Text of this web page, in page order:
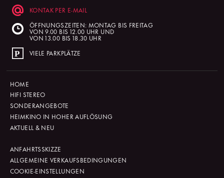
KONTAK PER E-MAIL
ÖFFNUNGSZEITEN: MONTAG BIS FREITAG
VON 9.00 BIS 12.00 UHR UND
VON 13.00 BIS 18.30 UHR
VIELE PARKPLÄTZE
HOME
HIFI STEREO
SONDERANGEBOTE
HEIMKINO IN HOHER AUFLÖSUNG
AKTUELL & NEU
ANFAHRTSSKIZZE
ALLGEMEINE VERKAUFSBEDINGUNGEN
COOKIE-EINSTELLUNGEN